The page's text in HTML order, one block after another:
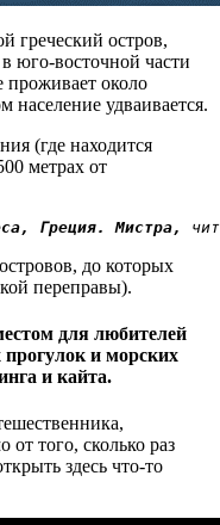
греческий остров,
юго-восточной части
проживает около
население удваивается.
(где находится
метрах от
Греция. Мистра,
до которых
переправы).
для любителей
и морских
и кайта.
того, сколько раз
здесь что-то